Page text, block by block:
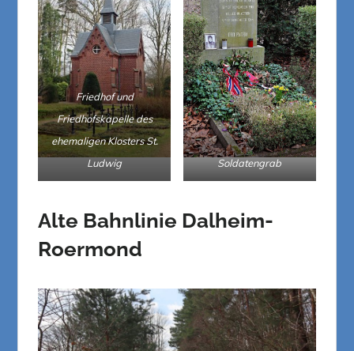
Friedhof und
Friedhofskapelle des
ehemaligen Klosters St.
Ludwig
Soldatengrab
Alte Bahnlinie Dalheim-
Roermond